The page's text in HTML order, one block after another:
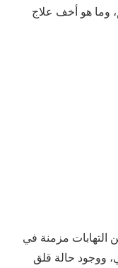
وما هو أخف علاج
مزمنة في
ووجود حالة قلق